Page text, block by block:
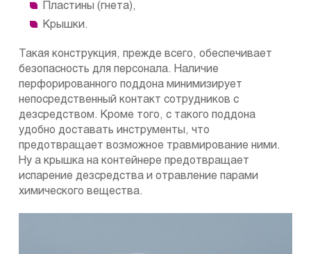
Пластины (гнета),
Крышки.
Такая конструкция, прежде всего, обеспечивает
безопасность для персонала. Наличие
перфорированного поддона минимизирует
непосредственный контакт сотрудников с
дезсредством. Кроме того, с такого поддона
удобно доставать инструменты, что
предотвращает возможное травмирование ними.
Ну а крышка на контейнере предотвращает
испарение дезсредства и отравление парами
химического вещества.